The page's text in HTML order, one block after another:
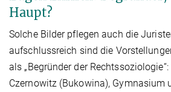
Haupt?
Solche Bilder pflegen auch die
aufschlussreich sind die
als „Begründer der
Czernowitz (Bukowina), Gymnasium